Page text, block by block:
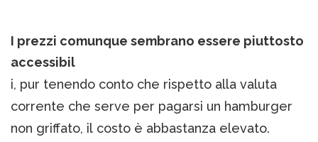
I prezzi comunque sembrano essere piuttosto
accessibil
i, pur tenendo conto che rispetto alla valuta
corrente che serve per pagarsi un hamburger
non griffato, il costo è abbastanza elevato.